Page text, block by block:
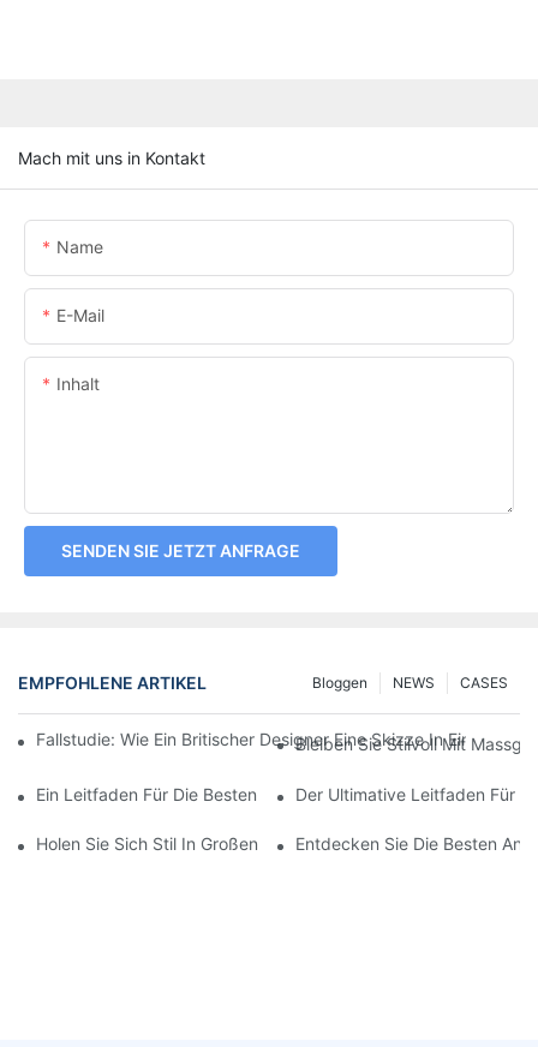
Mach mit uns in Kontakt
Name
E-Mail
Inhalt
SENDEN SIE JETZT ANFRAGE
EMPFOHLENE ARTIKEL CASES
NEWS
Bloggen
Fallstudie: Wie Ein Britischer Designer Eine Skizze In Einen
Bleiben Sie Stilvoll Mit
Ein Leitfaden Für Die Besten Maßgeschneiderten Fischerhüte
Der Ultimative Leitfaden Für
Holen Sie Sich Stil In Großen Mengen: Individuelle Fischerhüte
Entdecken Sie Die Besten